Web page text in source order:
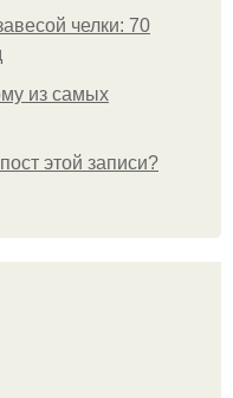
челки: 70
из самых
этой записи?